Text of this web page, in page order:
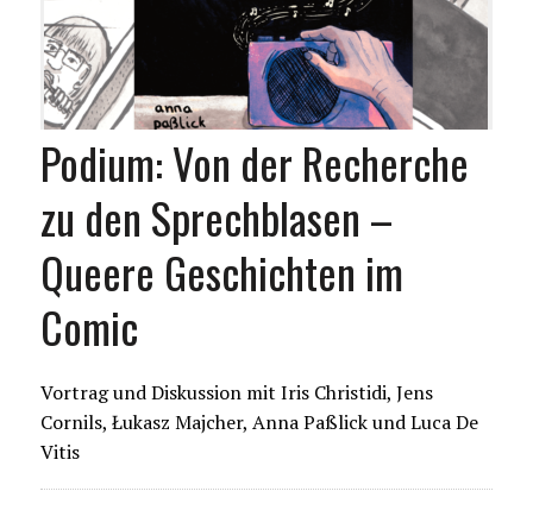
Podium: Von der Recherche
zu den Sprechblasen –
Queere Geschichten im
Comic
Vortrag und Diskussion mit Iris Christidi, Jens
Cornils, Łukasz Majcher, Anna Paßlick und Luca De
Vitis